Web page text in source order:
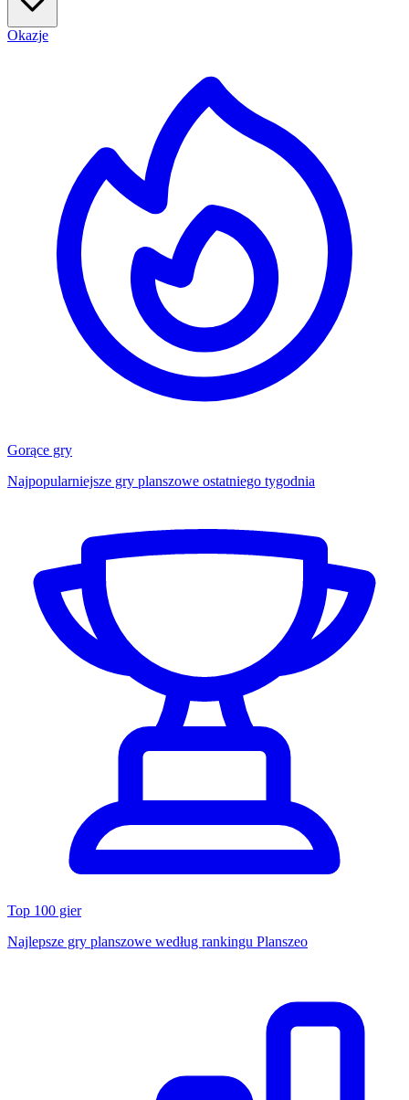
Okazje
Gorące gry
Najpopularniejsze gry planszowe ostatniego tygodnia
Top 100 gier
Najlepsze gry planszowe według rankingu Planszeo